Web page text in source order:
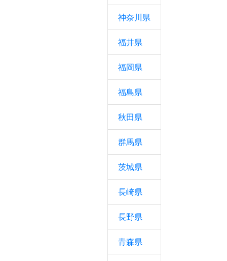
神奈川県
福井県
福岡県
福島県
秋田県
群馬県
茨城県
長崎県
長野県
青森県